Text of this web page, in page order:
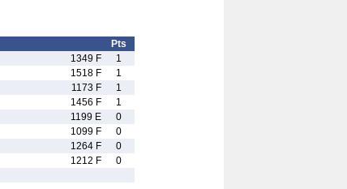
Pts
1349 F
1
1518 F
1
1173 F
1
1456 F
1
1199 E
0
1099 F
0
1264 F
0
1212 F
0